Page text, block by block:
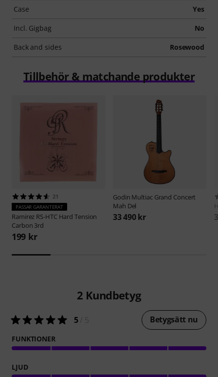
Case Yes
Incl. Gigbag No
Back and sides Rosewood
Tillbehör & matchande produkter
21
PASSAR GARANTERAT
Ramirez RS-HTC Hard Tension
Carbon 3rd
199 kr
Godin Multiac Grand Concert
Mah Del
33 490 kr
2 Kundbetyg
5/ 5 Betygsätt nu
FUNKTIONER
LJUD